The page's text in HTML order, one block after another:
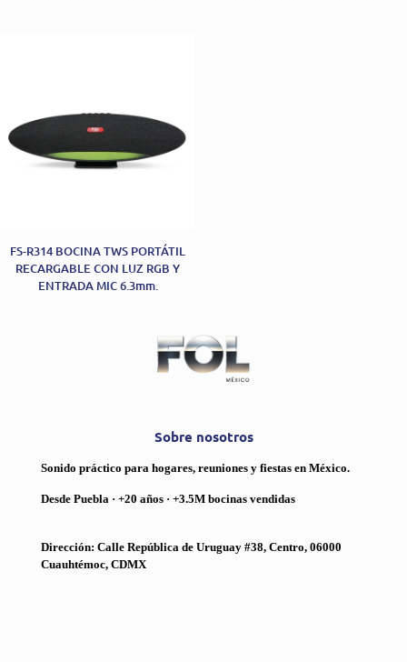
FS-R314 BOCINA TWS PORTÁTIL
RECARGABLE CON LUZ RGB Y
ENTRADA MIC 6.3mm.
Sobre nosotros
Sonido práctico para hogares, reuniones y fiestas en México.
Desde Puebla · +20 años · +3.5M bocinas vendidas
Dirección: Calle República de Uruguay #38, Centro, 06000
Cuauhtémoc, CDMX